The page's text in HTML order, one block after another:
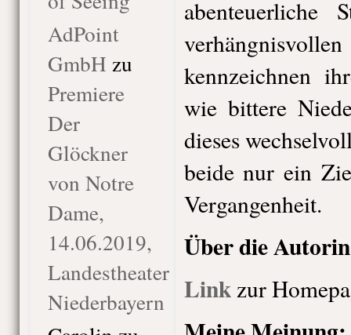
AdPoint
GmbH zu
Premiere
Der
Glöckner
von Notre
Dame,
14.06.2019,
Landestheater
Niederbayern
abenteuerliche
kennzeichnen
wie bittere
dieses
beide nur ein
Vergangenheit.
Über die Autorin
Linkzur